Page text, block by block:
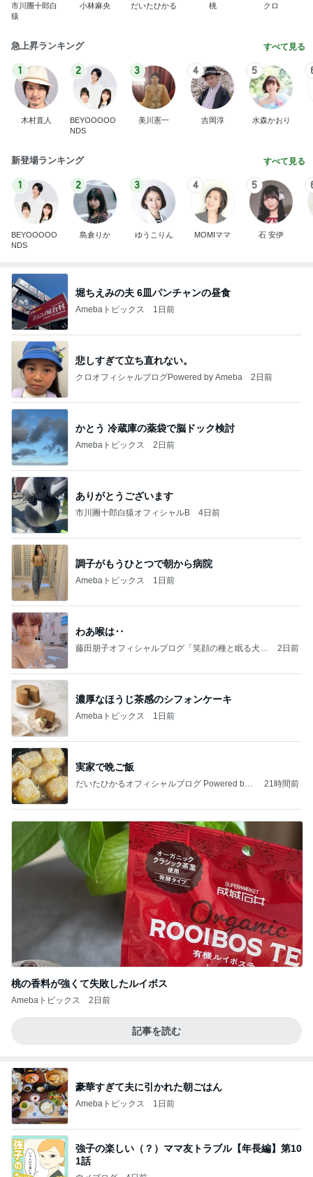
市川團十郎白
猿
小林麻央 だいたひかる 桃 クロ
急上昇ランキング すべて見る
1
木村直人
2
BEYOOOOO
NDS
3
美川憲一
4
吉岡淳
5
水森かおり
新登場ランキング すべて見る
1
BEYOOOOO
NDS
2
島倉りか
3
ゆうこりん
4
MOMIママ
5
石 安伊
堀ちえみの夫 6皿パンチャンの昼食
Amebaトピックス 1日前
悲しすぎて立ち直れない。
クロオフィシャルブログPowered by Ameba 2日前
かとう 冷蔵庫の薬袋で脳ドック検討
Amebaトピックス 2日前
ありがとうございます
市川團十郎白猿オフィシャルB 4日前
調子がもうひとつで朝から病院
Amebaトピックス 1日前
わあ喉は‥
藤田朋子オフィシャルブログ「笑顔の種と眠る犬」
2日前
濃厚なほうじ茶感のシフォンケーキ
Amebaトピックス 1日前
実家で晩ご飯
だいたひかるオフィシャルブログ Powered by
21時間前
桃の香料が強くて失敗したルイボス
Amebaトピックス 2日前
記事を読む
豪華すぎて夫に引かれた朝ごはん
Amebaトピックス 1日前
強子の楽しい（？）ママ友トラブル【年長編】第10
1話